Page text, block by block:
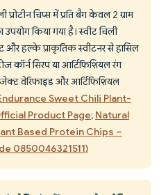
चिप्स में प्रति बैग केवल 2 ग्राम
किया गया है। स्वीट चिली
और हल्के प्राकृतिक स्वीटनर से हासिल
कॉर्न सिरप या आर्टिफिशियल रंग
वेरिफाइड और आर्टिफिशियल
Sweet Chili Plant-
Product Page; Natural
Based Protein Chips –
0850046321511)